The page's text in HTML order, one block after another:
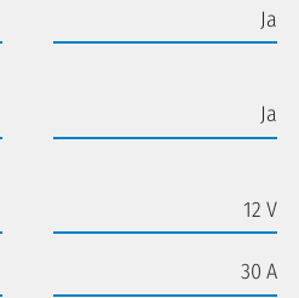
Ja
Ja
12 V
30 A